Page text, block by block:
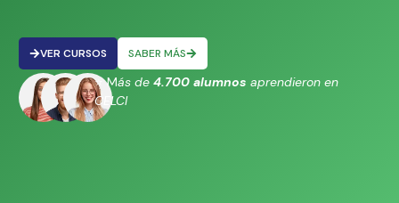
VER CURSOS SABER MÁS
⭐ Más de 4.700 alumnos aprendieron en
CELCI